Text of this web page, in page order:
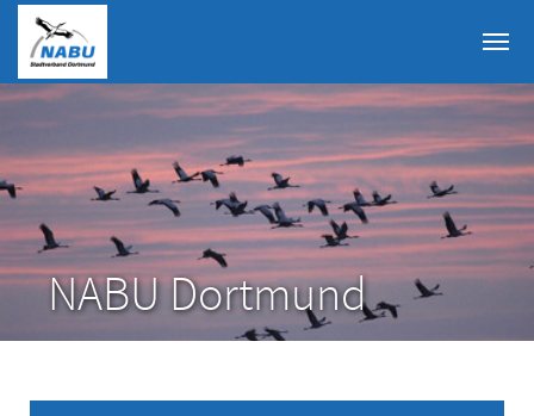
Skip to main content
NABU Dortmund